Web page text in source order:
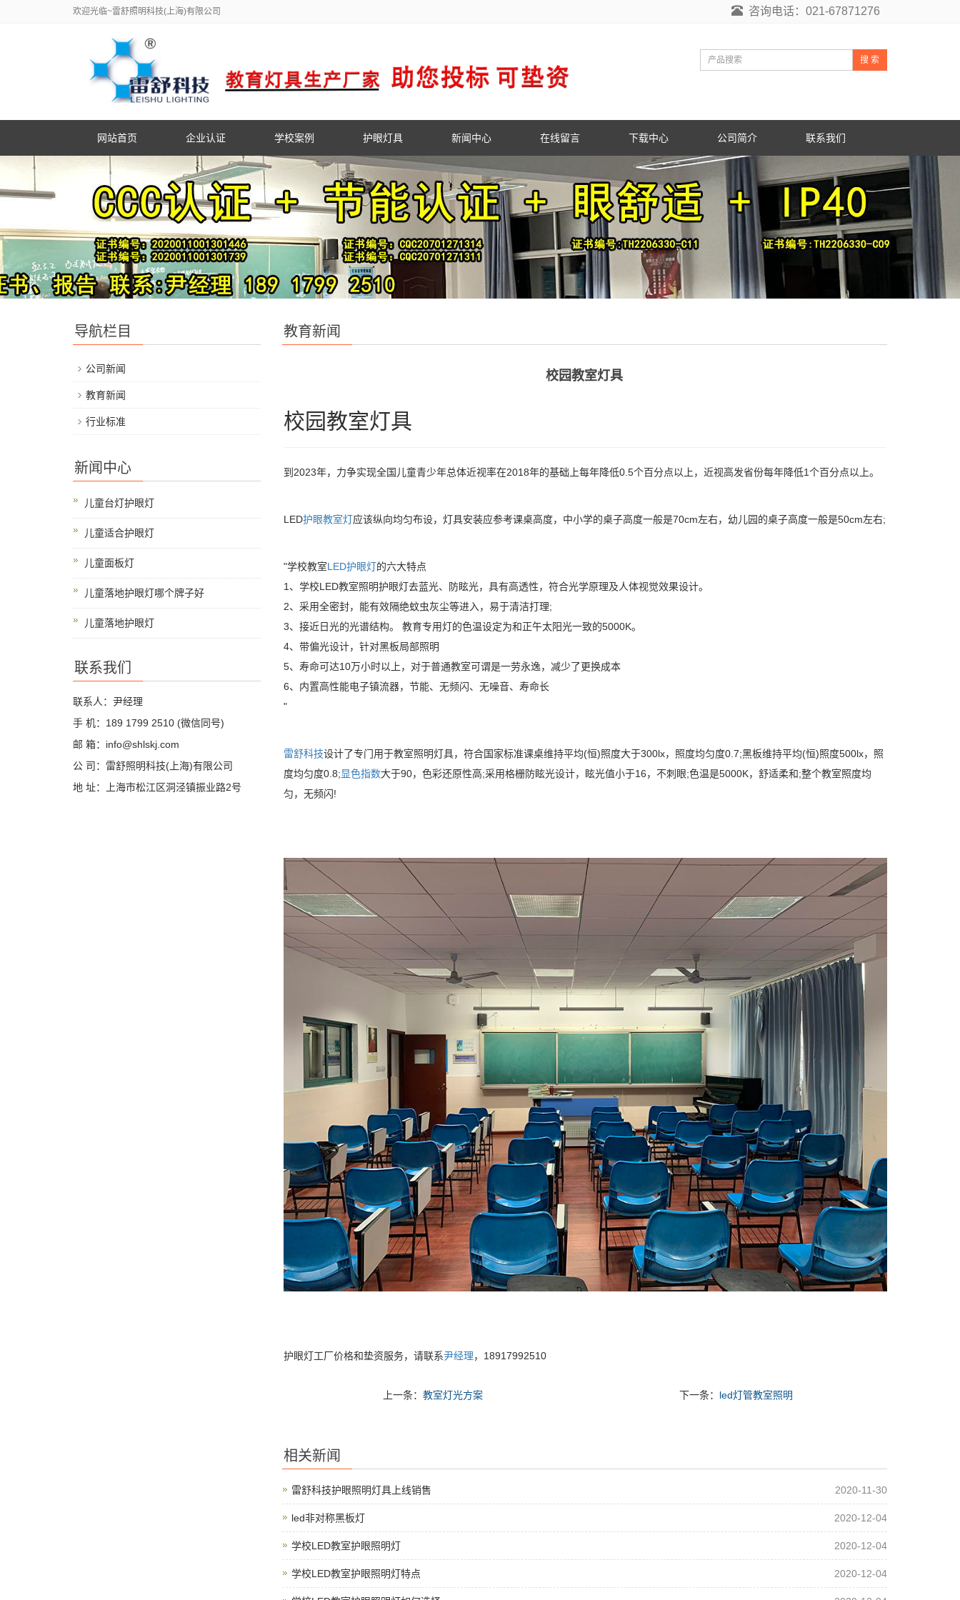
欢迎光临~雷舒照明科技(上海)有限公司 咨询电话：021-67871276
搜 索
网站首页 企业认证 学校案例 护眼灯具 新闻中心 在线留言 下载中心 公司简介 联系我们
教育新闻
校园教室灯具
校园教室灯具
到2023年，力争实现全国儿童青少年总体近视率在2018年的基础上每年降低0.5个百分点以上，近视高发省份每年降低1个百分点以上。
LED护眼教室灯应该纵向均匀布设，灯具安装应参考课桌高度，中小学的桌子高度一般是70cm左右，幼儿园的桌子高度一般是50cm左右;
"学校教室LED护眼灯的六大特点
1、学校LED教室照明护眼灯去蓝光、防眩光，具有高透性，符合光学原理及人体视觉效果设计。
2、采用全密封，能有效隔绝蚊虫灰尘等进入，易于清洁打理;
3、接近日光的光谱结构。 教育专用灯的色温设定为和正午太阳光一致的5000K。
4、带偏光设计，针对黑板局部照明
5、寿命可达10万小时以上，对于普通教室可谓是一劳永逸，减少了更换成本
6、内置高性能电子镇流器，节能、无频闪、无噪音、寿命长
"
雷舒科技设计了专门用于教室照明灯具，符合国家标准课桌维持平均(恒)照度大于300lx，照度均匀度0.7;黑板维持平均(恒)照度500lx，照
度均匀度0.8;显色指数大于90，色彩还原性高;采用格栅防眩光设计，眩光值小于16，不刺眼;色温是5000K，舒适柔和;整个教室照度均
匀，无频闪!
护眼灯工厂价格和垫资服务，请联系尹经理，18917992510
上一条：教室灯光方案 下一条： led灯管教室照明
相关新闻
雷舒科技护眼照明灯具上线销售 2020-11-30
led非对称黑板灯 2020-12-04
学校LED教室护眼照明灯 2020-12-04
学校LED教室护眼照明灯特点 2020-12-04
导航栏目
公司新闻
教育新闻
行业标准
新闻中心
儿童台灯护眼灯
儿童适合护眼灯
儿童面板灯
儿童落地护眼灯哪个牌子好
儿童落地护眼灯
联系我们
联系人：尹经理
手 机：189 1799 2510 (微信同号)
邮 箱：info@shlskj.com
公 司：雷舒照明科技(上海)有限公司
地 址：上海市松江区洞泾镇振业路2号